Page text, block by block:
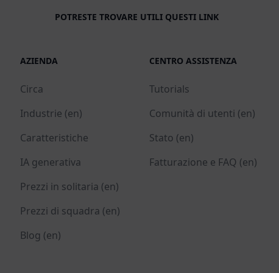
POTRESTE TROVARE UTILI QUESTI LINK
AZIENDA
Circa
Industrie (en)
Caratteristiche
IA generativa
Prezzi in solitaria (en)
Prezzi di squadra (en)
Blog (en)
CENTRO ASSISTENZA
Tutorials
Comunità di utenti (en)
Stato (en)
Fatturazione e FAQ (en)